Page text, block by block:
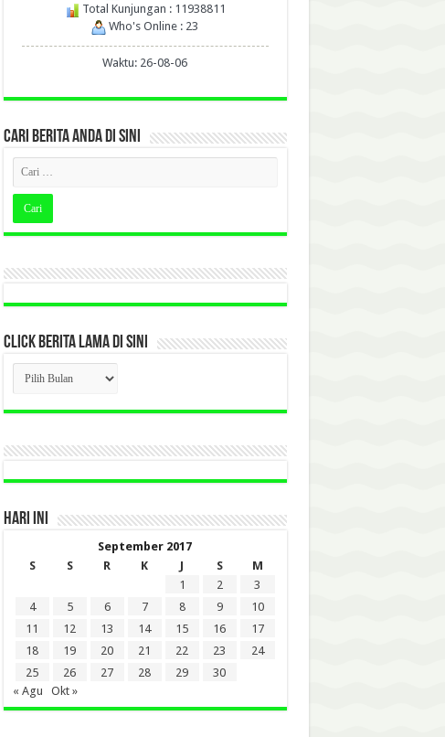
Total Kunjungan : 11938811
Who's Online : 23
Waktu: 26-08-06
CARI BERITA ANDA DI SINI
CLICK BERITA LAMA DI SINI
CLICK
BERITA
LAMA
DI
HARI INI
September 2017
S
S R K J S
M
1
2
3
4
5 6 7 8 9
10
11
12 13 14 15 16
17
18
19 20 21 22 23
24
25
26 27 28 29
30
« Agu
Okt »